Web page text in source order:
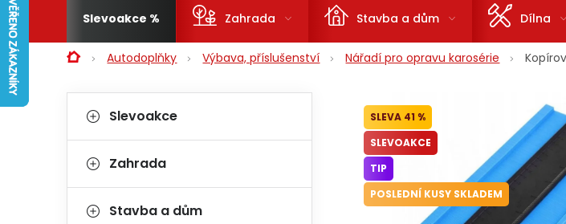
Slevoakce Zahrada Stavba a dům Dílna
DomůAutodoplňky Výbava, příslušenství Nářadí pro opravu karosérie
Postranní panel
Kategorie
Slevoakce
Zahrada
Stavba a dům
41 %
SLEVOAKCE
TIP
POSLEDNÍ KUSY SKLADEM